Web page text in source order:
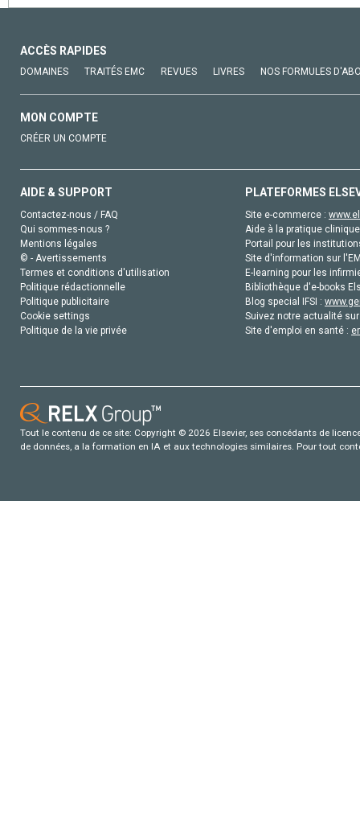
ACCÈS RAPIDES
DOMAINES TRAITÉS EMC REVUES LIVRES NOS FORMULES
MON COMPTE
CRÉER UN COMPTE
AIDE & SUPPORT
Contactez-nous / FAQ
Qui sommes-nous ?
Mentions légales
© - Avertissements
Termes et conditions d'utilisation
Politique rédactionnelle
Politique publicitaire
Cookie settings
Politique de la vie privée
PLATEFORMES
Site e-commerce :
Aide à la pratique
Portail pour les
Site d'information sur
E-learning pour les
Bibliothèque d'e-books
Blog special IFSI :
Suivez notre actualité
Site d'emploi en santé :
Tout le contenu de ce site: Copyright © 2026 Elsevier, ses concédants de
de données, a la formation en IA et aux technologies similaires. Pour tout